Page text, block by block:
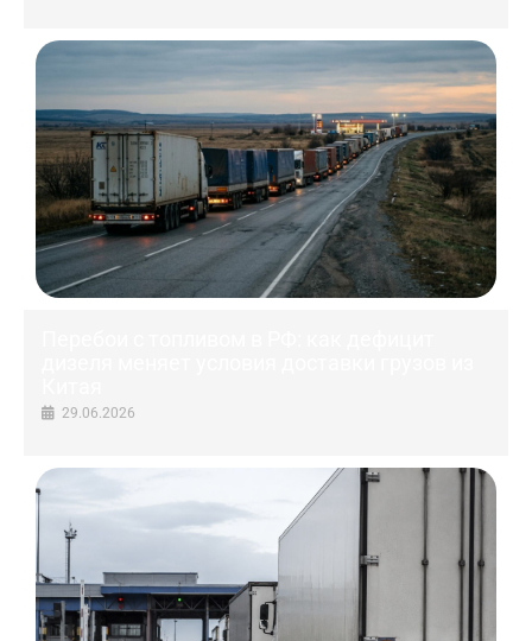
29.06.2026